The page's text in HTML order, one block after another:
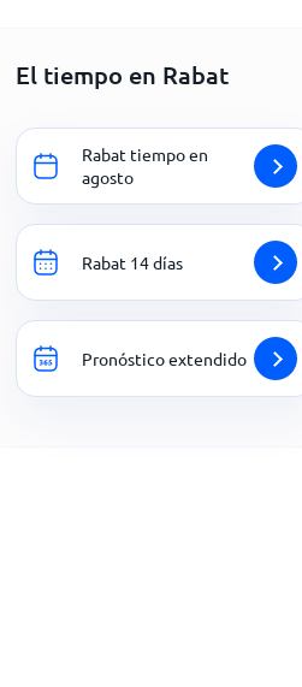
El tiempo en Rabat
Rabat tiempo en
agosto
Rabat 14 días
Pronóstico extendido